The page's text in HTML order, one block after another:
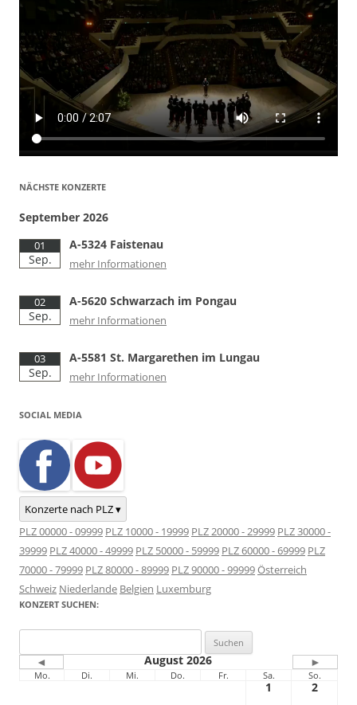
NÄCHSTE KONZERTE
September 2026
01
Sep.
A-5324 Faistenau
mehr Informationen
02
Sep.
A-5620 Schwarzach im Pongau
mehr Informationen
03
Sep.
A-5581 St. Margarethen im Lungau
mehr Informationen
SOCIAL MEDIA
Konzerte nach PLZ ▾
PLZ 00000 - 09999 PLZ 10000 - 19999 PLZ 20000 - 29999 PLZ 30000 -
39999 PLZ 40000 - 49999 PLZ 50000 - 59999 PLZ 60000 - 69999 PLZ
70000 - 79999 PLZ 80000 - 89999 PLZ 90000 - 99999Österreich
Schweiz Niederlande Belgien Luxemburg
KONZERT SUCHEN:
nach:
◄ August 2026 ►
Mo. Di. Mi. Do. Fr. Sa. So.
1 2